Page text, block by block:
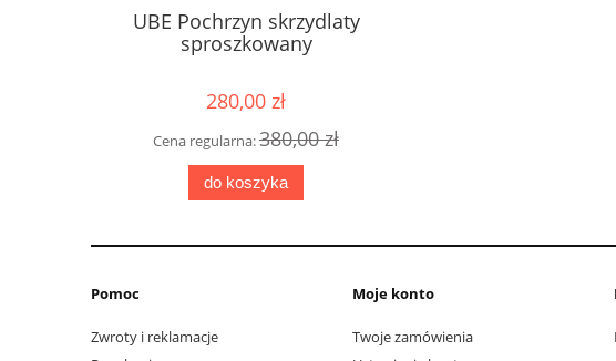
UBE Pochrzyn skrzydlaty
sproszkowany
280,00 zł
Cena regularna:380,00 zł
do koszyka
Pomoc
Zwroty i reklamacje
Moje konto
Twoje zamówienia